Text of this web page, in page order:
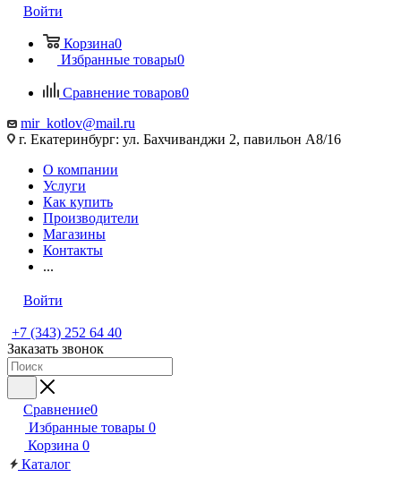
Войти
Корзина0
Избранные товары0
Сравнение товаров0
mir_kotlov@mail.ru
г. Екатеринбург: ул. Бахчиванджи 2, павильон А8/16
О компании
Услуги
Как купить
Производители
Магазины
Контакты
...
Войти
+7 (343) 252 64 40
Заказать звонок
Сравнение0
Избранные товары 0
Корзина 0
Каталог